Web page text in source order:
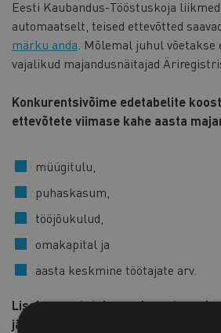
Eesti Kaubandus-Tööstuskoja
automaatselt, teised ettevõtted
märku anda . Mõlemal juhul
vajalikud majandusnäitajad
Konkurentsivõime edetabelite
ettevõtete viimase kahe aasta
müügitulu,
puhaskasum,
tööjõukulud,
omakapital ja
aasta keskmine töötajate arv.
Lisaks arvutatakse eelnevate
järgnevad näitajad: